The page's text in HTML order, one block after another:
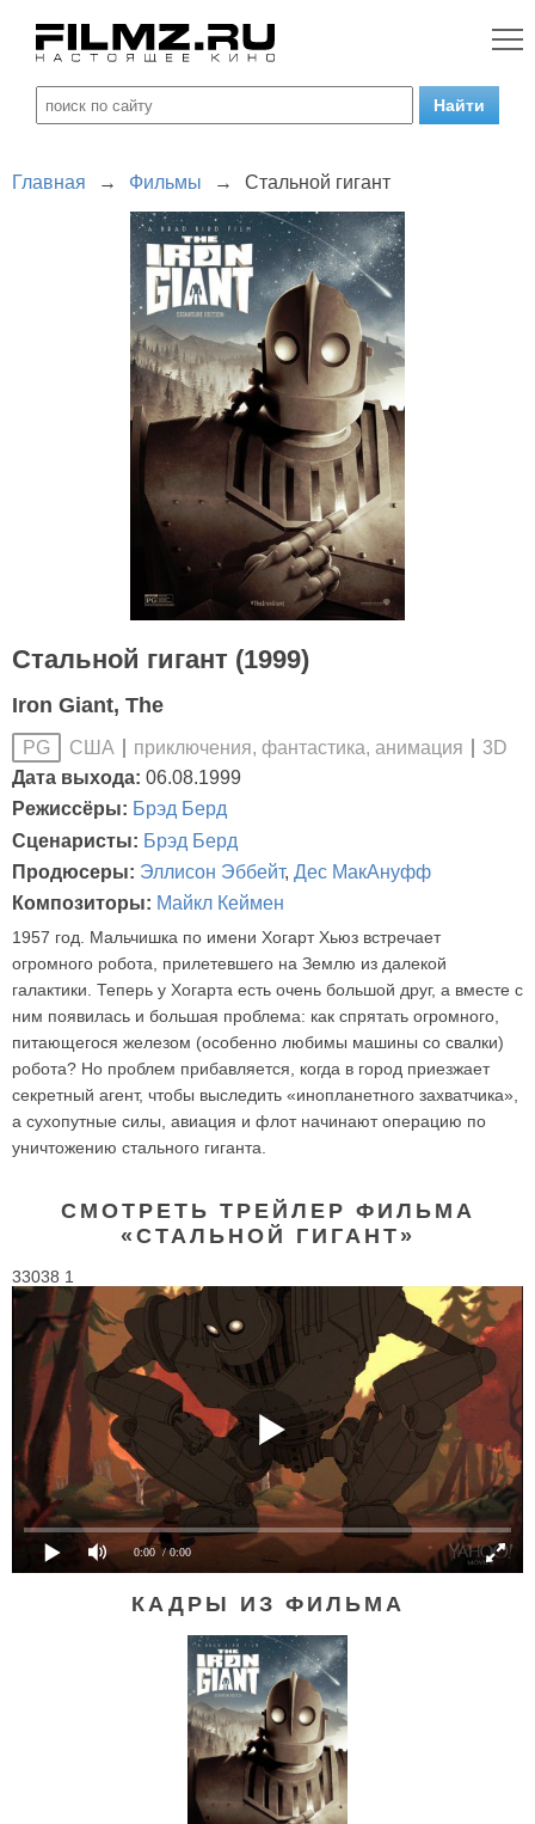
Главная → Фильмы → Стальной гигант
Стальной гигант (1999)
Iron Giant, The
PG США приключения, фантастика, анимация
3D
Дата выхода: 06.08.1999
Режиссёры: Брэд Берд
Сценаристы: Брэд Берд
Продюсеры: Эллисон Эббейт, Дес МакАнуфф
Композиторы: Майкл Кеймен
1957 год. Мальчишка по имени Хогарт Хьюз встречает
огромного робота, прилетевшего на Землю из далекой
галактики. Теперь у Хогарта есть очень большой друг, а вместе с
ним появилась и большая проблема: как спрятать огромного,
питающегося железом (особенно любимы машины со свалки)
робота? Но проблем прибавляется, когда в город приезжает
секретный агент, чтобы выследить «инопланетного захватчика»,
а сухопутные силы, авиация и флот начинают операцию по
уничтожению стального гиганта.
СМОТРЕТЬ ТРЕЙЛЕР ФИЛЬМА
«СТАЛЬНОЙ ГИГАНТ»
33038 1
0:00 / 0:00
КАДРЫ ИЗ ФИЛЬМА